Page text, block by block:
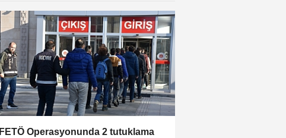
FETÖ Operasyonunda 2 tutuklama